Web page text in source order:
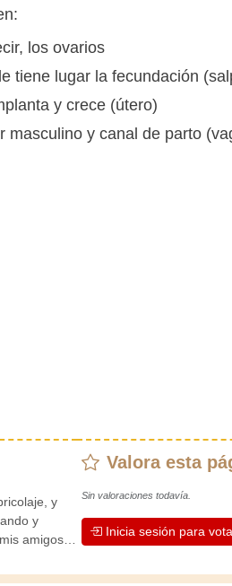
los ovarios
tiene lugar la fecundación
y crece (útero)
y canal de parto
y
y
amigos.
desde
una
Valora esta
Sin valoraciones todavía.
Inicia sesión para